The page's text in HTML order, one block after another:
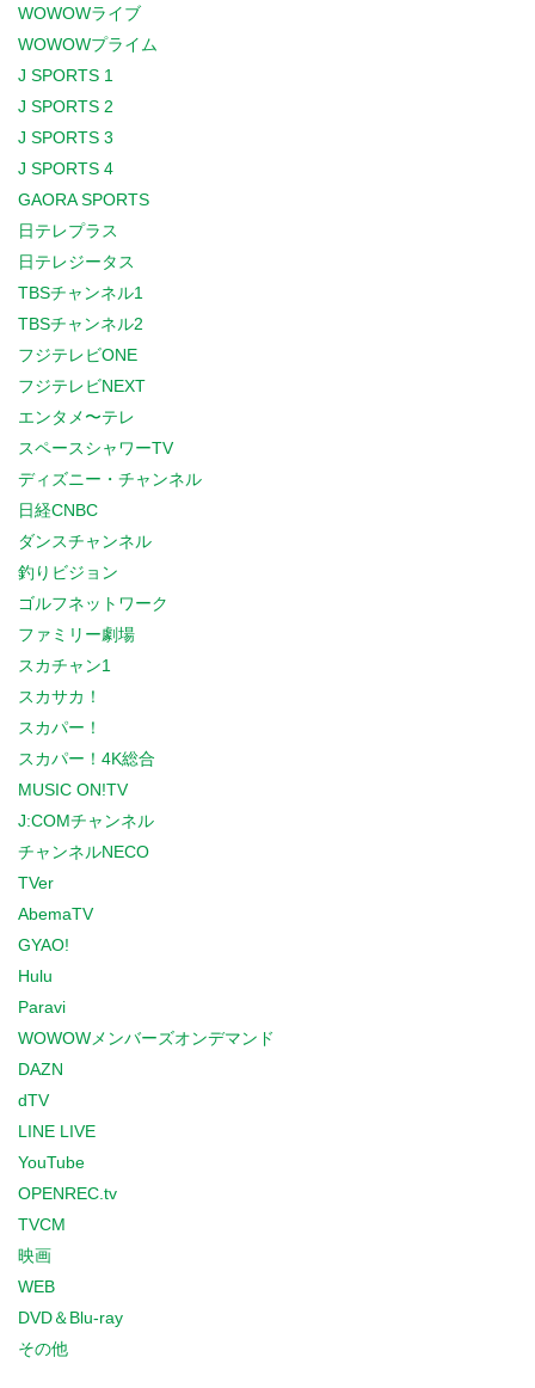
WOWOWライブ
WOWOWプライム
J SPORTS 1
J SPORTS 2
J SPORTS 3
J SPORTS 4
GAORA SPORTS
日テレプラス
日テレジータス
TBSチャンネル1
TBSチャンネル2
フジテレビONE
フジテレビNEXT
エンタメ〜テレ
スペースシャワーTV
ディズニー・チャンネル
日経CNBC
ダンスチャンネル
釣りビジョン
ゴルフネットワーク
ファミリー劇場
スカチャン1
スカサカ！
スカパー！
スカパー！4K総合
MUSIC ON!TV
J:COMチャンネル
チャンネルNECO
TVer
AbemaTV
GYAO!
Hulu
Paravi
WOWOWメンバーズオンデマンド
DAZN
dTV
LINE LIVE
YouTube
OPENREC.tv
TVCM
映画
WEB
DVD＆Blu-ray
その他